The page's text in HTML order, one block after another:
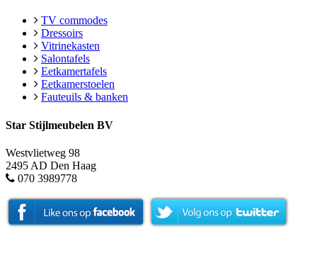
TV commodes
Dressoirs
Vitrinekasten
Salontafels
Eetkamertafels
Eetkamerstoelen
Fauteuils & banken
Star Stijlmeubelen BV
Westvlietweg 98
2495 AD Den Haag
070 3989778